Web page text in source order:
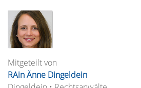
Mitgeteilt von
RAin Änne Dingeldein